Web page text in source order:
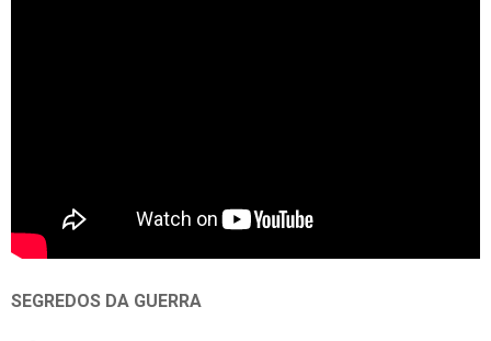
SEGREDOS DA GUERRA